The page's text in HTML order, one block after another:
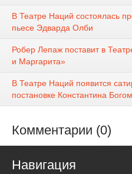
В Театре Наций состоялась
пьесе Эдварда Олби
Робер Лепаж поставит в
и Маргарита»
В Театре Наций появится
постановке Константина
Комментарии (0)
Навигация